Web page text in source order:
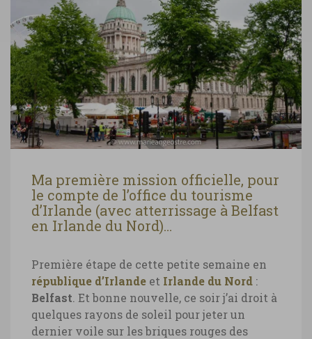
Ma première mission officielle, pour
le compte de l’office du tourisme
d’Irlande (avec atterrissage à Belfast
en Irlande du Nord)…
Première étape de cette petite semaine en
république d’Irlande et Irlande du Nord :
Belfast . Et bonne nouvelle, ce soir j’ai droit à
quelques rayons de soleil pour jeter un
dernier voile sur les briques rouges des